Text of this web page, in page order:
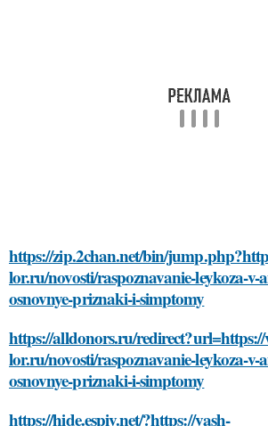
https://zip.2chan.net/bin/
lor.ru/novosti/raspoznavanie-leykoza-v-
osnovnye-priznaki-i-simptomy
https://alldonors.ru/redirect?url=https://
lor.ru/novosti/raspoznavanie-leykoza-v-
osnovnye-priznaki-i-simptomy
https://hide.espiv.net/?https://vash-